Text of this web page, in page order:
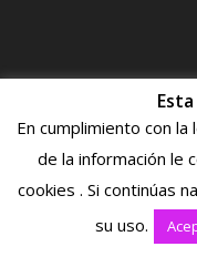
Nuestro
Lu-Vi: 9:00-13:00 y
Sa: 9:00-19:00
Do: Cerrado
En cumplimiento con
de la información le
cookies . Si continúas
su uso.